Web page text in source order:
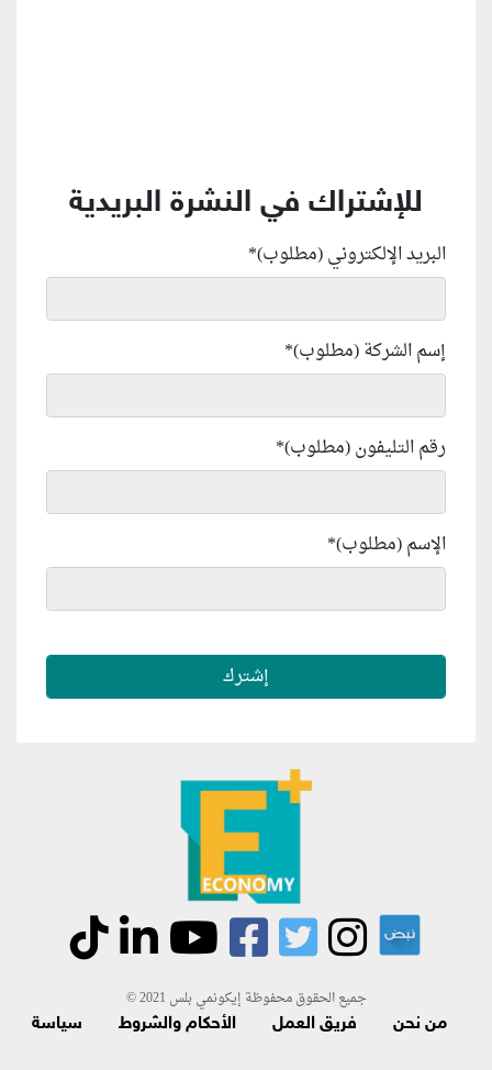
للإشتراك في النشرة البريدية
البريد الإلكتروني (مطلوب)*
إسم الشركة (مطلوب)*
رقم التليفون (مطلوب)*
الإسم (مطلوب)*
جميع الحقوق محفوظة إيكونمي بلس 2021 ©
من نحن فريق العمل الأحكام والشروط
سياسة